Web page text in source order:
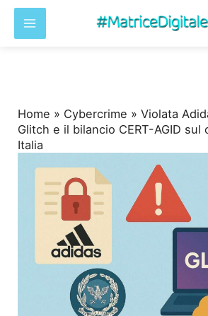
Home » Cybercrime »Violata
Glitch e il bilancio CERT-AGID sul
Italia